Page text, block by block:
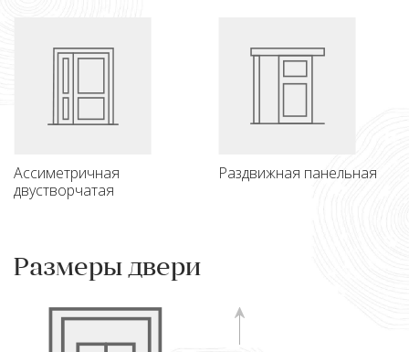
Ассиметричная
двустворчатая
Раздвижная панельная
Размеры двери